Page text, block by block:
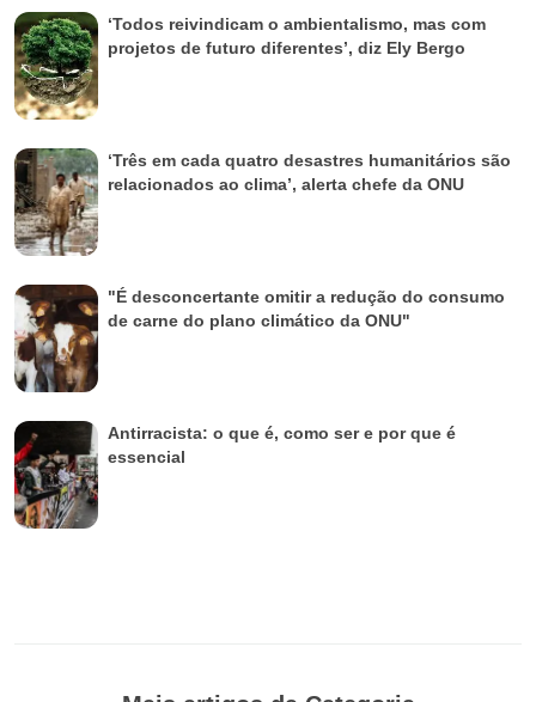
‘Todos reivindicam o ambientalismo, mas com
projetos de futuro diferentes’, diz Ely Bergo
‘Três em cada quatro desastres humanitários são
relacionados ao clima’, alerta chefe da ONU
"É desconcertante omitir a redução do consumo
de carne do plano climático da ONU"
Antirracista: o que é, como ser e por que é
essencial